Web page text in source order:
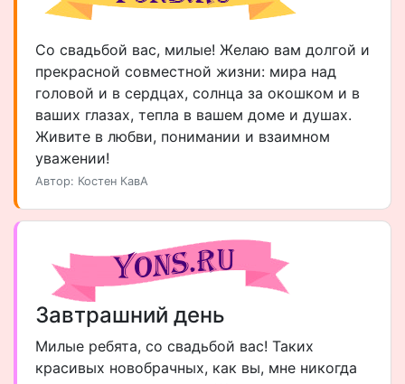
Со свадьбой вас, милые! Желаю вам долгой и
прекрасной совместной жизни: мира над
головой и в сердцах, солнца за окошком и в
ваших глазах, тепла в вашем доме и душах.
Живите в любви, понимании и взаимном
уважении!
Автор: Костен КавА
Завтрашний день
Милые ребята, со свадьбой вас! Таких
красивых новобрачных, как вы, мне никогда